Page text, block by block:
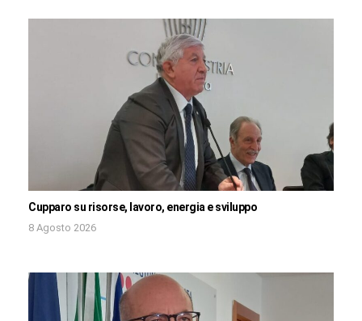
Cupparo su risorse, lavoro, energia e sviluppo
8 Agosto 2026